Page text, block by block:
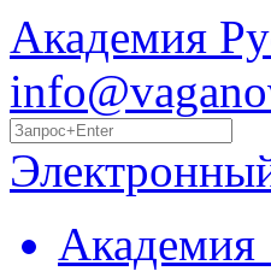
Академия
Академия